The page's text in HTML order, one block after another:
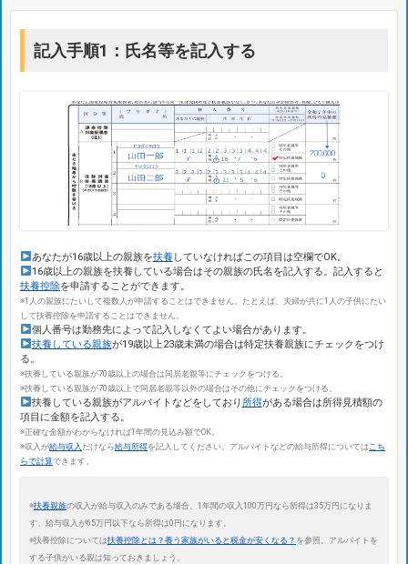
記入手順1：氏名等を記入する
あなたが16歳以上の親族を扶養していなければこの項目は空欄でOK。
16歳以上の親族を扶養している場合はその親族の氏名を記入する。記入すると
扶養控除を申請することができます。
※1人の親族にたいして複数人が申請することはできません。たとえば、夫婦が共に1人の子供にたい
して扶養控除を申請することはできません。
個人番号は勤務先によって記入しなくてよい場合があります。
扶養している親族が19歳以上23歳未満の場合は特定扶養親族にチェックをつけ
る。
※扶養している親族が70歳以上の場合は同居老親等にチェックをつける。
※扶養している親族が70歳以上で同居老親等以外の場合はその他にチェックをつける。
扶養している親族がアルバイトなどをしており 所得がある場合は所得見積額の
項目に金額を記入する。
※正確な金額がわからなければ1年間の見込み額でOK。
※収入が給与収入だけなら給与所得を記入してください。アルバイトなどの給与所得については こち
らで計算できます。
※扶養親族の収入が給与収入のみである場合、1年間の収入100万円なら所得は35万円になりま
す。給与収入が65万円以下なら所得は0円になります。
※扶養控除については扶養控除とは？養う家族がいると税金が安くなる？ を参照。アルバイトを
する子供がいる親は知っておきましょう。